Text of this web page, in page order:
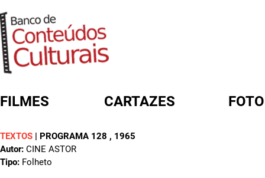
FILMES CARTAZES
TEXTOS | PROGRAMA 128 , 1965
Autor: CINE ASTOR
Tipo: Folheto
FORMULÁRIO DE BUSCA